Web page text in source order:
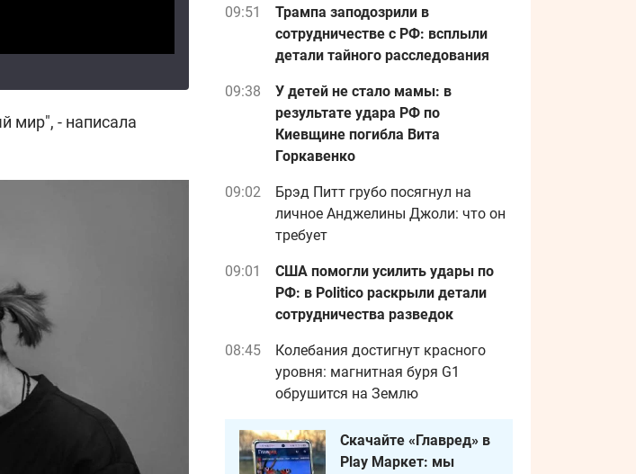
мир", - написала
09:51
Трампа заподозрили в
сотрудничестве с РФ: всплыли
детали тайного расследования
09:38
У детей не стало мамы: в
результате удара РФ по
Киевщине погибла Вита
Горкавенко
09:02
Брэд Питт грубо посягнул на
личное Анджелины Джоли: что он
требует
09:01
США помогли усилить удары по
РФ: в Politico раскрыли детали
сотрудничества разведок
08:45
Колебания достигнут красного
уровня: магнитная буря G1
обрушится на Землю
Скачайте «Главред» в
Play Маркет: мы